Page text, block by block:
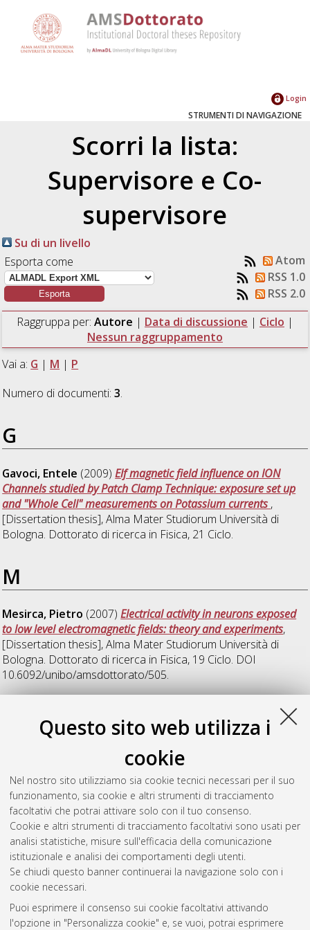
Questo sito web utilizza i
cookie
Nel nostro sito utilizziamo sia cookie tecnici necessari per il suo
funzionamento, sia cookie e altri strumenti di tracciamento
facoltativi che potrai attivare solo con il tuo consenso.
Cookie e altri strumenti di tracciamento facoltativi sono usati per
analisi statistiche, misure sull'efficacia della comunicazione
istituzionale e analisi dei comportamenti degli utenti.
Se chiudi questo banner continuerai la navigazione solo con i
cookie necessari.
Puoi esprimere il consenso sui cookie facoltativi attivando
l'opzione in "Personalizza cookie" e, se vuoi, potrai esprimere
Login
STRUMENTI DI NAVIGAZIONE
Scorri la lista:
Supervisore e Co-
supervisore
Su di un livello
Esporta come
Atom
RSS 1.0
RSS 2.0
Raggruppa per: Autore | Data di discussione | Ciclo |
Nessun raggruppamento
Vai a: G | M | P
Numero di documenti:3.
G
Gavoci, Entele (2009)Elf magnetic field influence on ION
Channels studied by Patch Clamp Technique: exposure set up
and "Whole Cell" measurements on Potassium currents ,
[Dissertation thesis], Alma Mater Studiorum Università di
Bologna. Dottorato di ricerca in Fisica, 21 Ciclo.
M
Mesirca, Pietro (2007)Electrical activity in neurons exposed
to low level electromagnetic fields: theory and experiments,
[Dissertation thesis], Alma Mater Studiorum Università di
Bologna. Dottorato di ricerca in Fisica, 19 Ciclo. DOI
10.6092/unibo/amsdottorato/505.
Radical pair compass sensor model in
, [Dissertation thesis], Alma Mater
Studiorum Università di Bologna. Dottorato di ricerca in Fisica
22 Ciclo.
Questa lista e' stata generata ilSat Aug 8 20:43:53 2026
Atom
Rss 1.0